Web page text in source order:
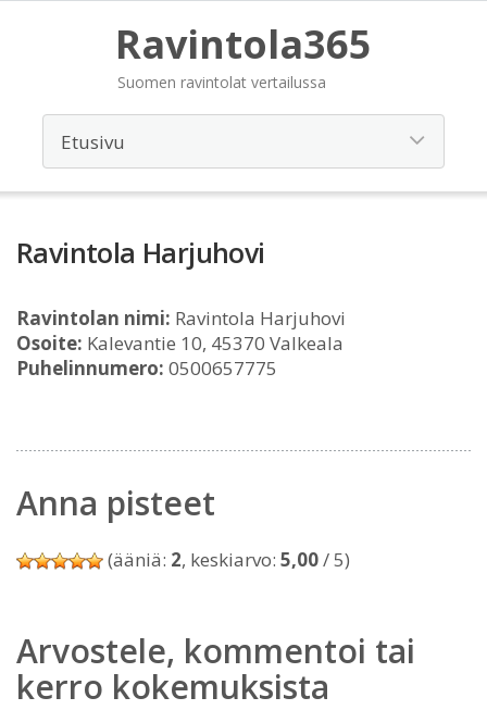
Ravintola365
Suomen ravintolat vertailussa
Ravintola Harjuhovi
Ravintolan nimi: Ravintola Harjuhovi
Osoite: Kalevantie 10, 45370 Valkeala
Puhelinnumero: 0500657775
Anna pisteet
(ääniä: 2, keskiarvo: 5,00/ 5)
Arvostele, kommentoi tai
kerro kokemuksista